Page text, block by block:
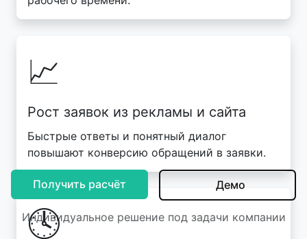
📈
Рост заявок из рекламы и сайта
Быстрые ответы и понятный диалог
повышают конверсию обращений в заявки.
🕓
Получить расчёт Демо
Индивидуальное решение под задачи компании